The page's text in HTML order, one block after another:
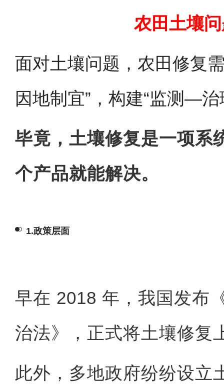
农田土壤
面对土壤问题，农田修复
因地制宜”，构建“监测—
毕竟，土壤修复是一项系
个产品就能解决。
1.政策层面
早在 2018 年，我国发布
治法》，正式将土壤修复
此外，多地政府纷纷设立